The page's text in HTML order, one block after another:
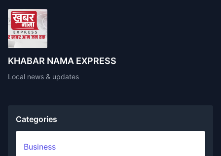
KHABAR NAMA EXPRESS
Local news & updates
Categories
Business